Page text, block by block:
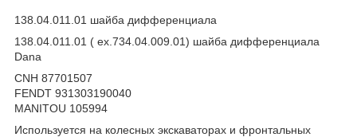
138.04.011.01 шайба дифференциала
138.04.011.01 ( ex.734.04.009.01) шайба дифференциала
Dana
CNH 87701507
FENDT 931303190040
MANITOU 105994
Используется на колесных экскаваторах и фронтальных